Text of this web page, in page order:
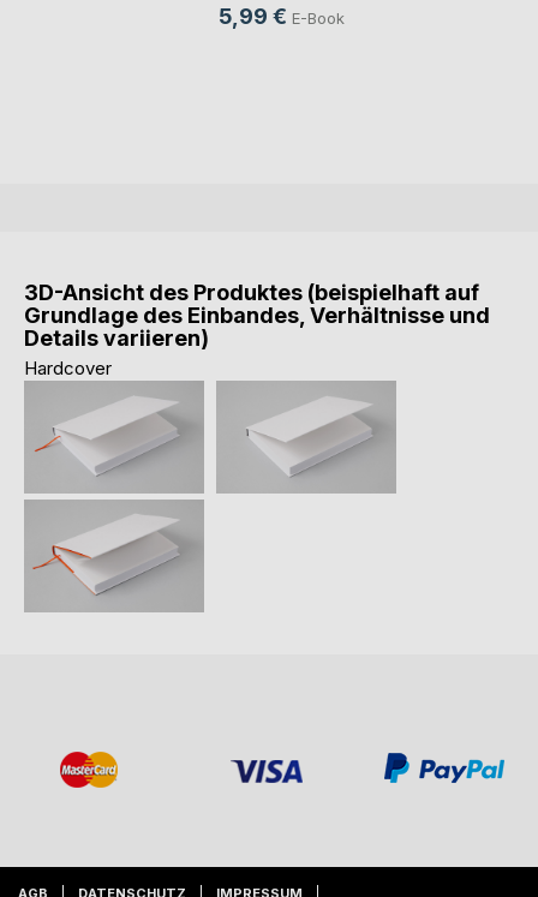
5,99 € E-Book
3D-Ansicht des Produktes (beispielhaft auf
Grundlage des Einbandes, Verhältnisse und
Details variieren)
Hardcover